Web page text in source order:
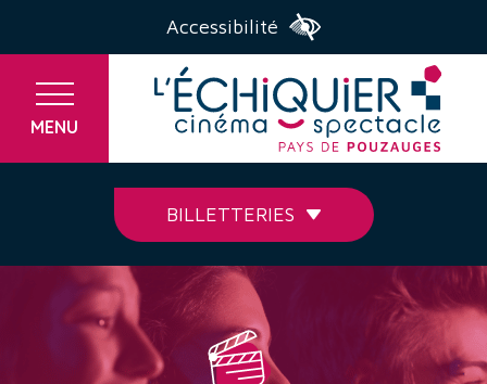
Accessibilité
MENU
BILLETTERIES